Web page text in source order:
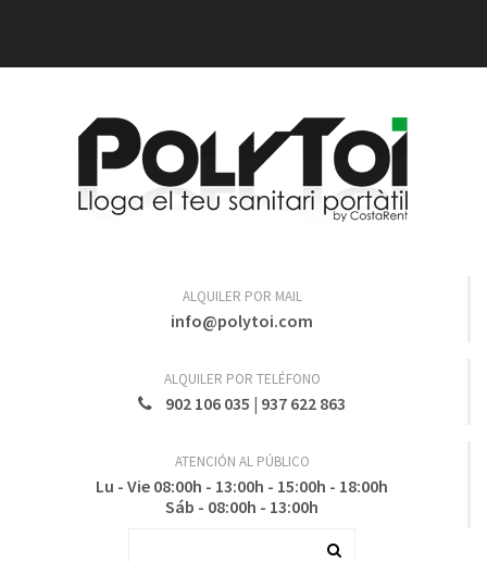
ALQUILER POR MAIL
info@polytoi.com
ALQUILER POR TELÉFONO
902 106 035 | 937 622 863
ATENCIÓN AL PÚBLICO
Lu - Vie 08:00h - 13:00h - 15:00h - 18:00h
Sáb - 08:00h - 13:00h